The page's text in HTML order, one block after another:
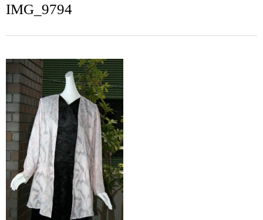
SERVICES
SHOP
CONTACT
RECRUIT
IMG_9794